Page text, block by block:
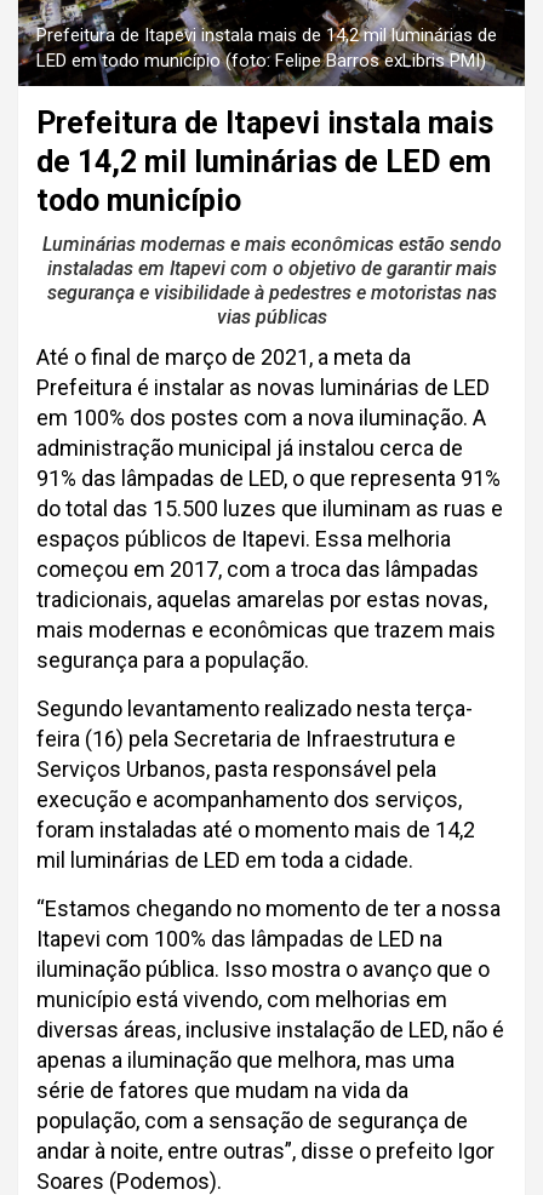
Prefeitura de Itapevi instala mais de 14,2 mil luminárias de
LED em todo município (foto: Felipe Barros exLibris PMI)
Prefeitura de Itapevi instala mais
de 14,2 mil luminárias de LED em
todo município
Luminárias modernas e mais econômicas estão sendo
instaladas em Itapevi com o objetivo de garantir mais
segurança e visibilidade à pedestres e motoristas nas
vias públicas
Até o final de março de 2021, a meta da
Prefeitura é instalar as novas luminárias de LED
em 100% dos postes com a nova iluminação. A
administração municipal já instalou cerca de
91% das lâmpadas de LED, o que representa 91%
do total das 15.500 luzes que iluminam as ruas e
espaços públicos de Itapevi. Essa melhoria
começou em 2017, com a troca das lâmpadas
tradicionais, aquelas amarelas por estas novas,
mais modernas e econômicas que trazem mais
segurança para a população.
Segundo levantamento realizado nesta terça-
feira (16) pela Secretaria de Infraestrutura e
Serviços Urbanos, pasta responsável pela
execução e acompanhamento dos serviços,
foram instaladas até o momento mais de 14,2
mil luminárias de LED em toda a cidade.
“Estamos chegando no momento de ter a nossa
Itapevi com 100% das lâmpadas de LED na
iluminação pública. Isso mostra o avanço que o
município está vivendo, com melhorias em
diversas áreas, inclusive instalação de LED, não é
apenas a iluminação que melhora, mas uma
série de fatores que mudam na vida da
população, com a sensação de segurança de
andar à noite, entre outras”, disse o prefeito Igor
Soares (Podemos).